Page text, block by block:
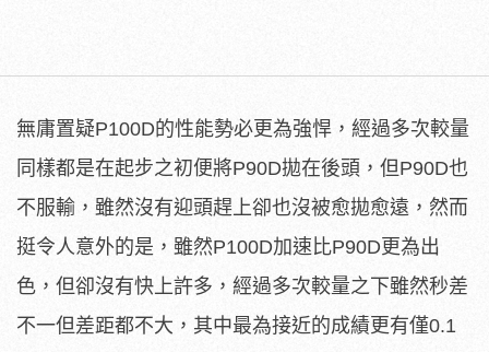
無庸置疑P100D的性能勢必更為強悍，經過多次較量
同樣都是在起步之初便將P90D拋在後頭，但P90D也
不服輸，雖然沒有迎頭趕上卻也沒被愈拋愈遠，然而
挺令人意外的是，雖然P100D加速比P90D更為出
色，但卻沒有快上許多，經過多次較量之下雖然秒差
不一但差距都不大，其中最為接近的成績更有僅0.1